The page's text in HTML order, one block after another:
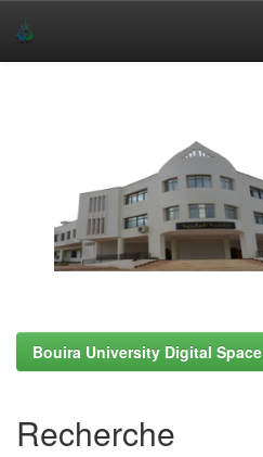
Bouira University Digital Space
Recherche